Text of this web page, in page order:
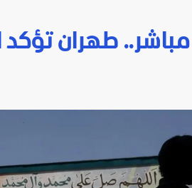
مباشر.. طهران تؤكد